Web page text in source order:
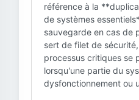
référence à la
de systèmes
sauvegarde en cas de
sert de filet de
processus critiques se
lorsqu'une partie du
dysfonctionnement ou